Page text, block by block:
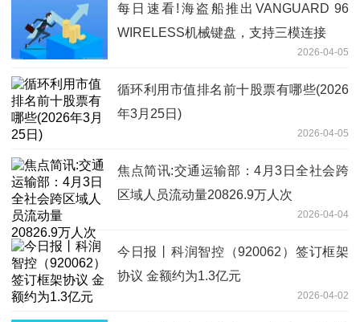
每日速看!海盗船推出VANGUARD 96
WIRELESS机械键盘，支持三模连接
2026-04-05
循环利用市值排名前十股票有哪些(2026
年3月25日)
2026-04-05
焦点简讯:交通运输部：4月3日全社会跨
区域人员流动量20826.9万人次
2026-04-04
今日报丨科润智控（920062）签订框架
协议 金额约为1.3亿元
2026-04-02